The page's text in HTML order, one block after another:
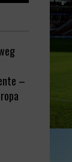
–